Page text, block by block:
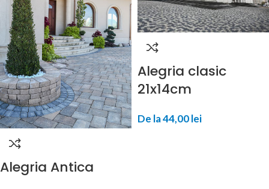
Alegria Antica
Alegria clasic
21x14cm
De la44,00lei